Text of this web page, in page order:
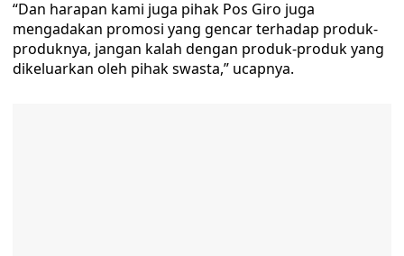
“Dan harapan kami juga pihak Pos Giro juga
mengadakan promosi yang gencar terhadap produk-
produknya, jangan kalah dengan produk-produk yang
dikeluarkan oleh pihak swasta,” ucapnya.